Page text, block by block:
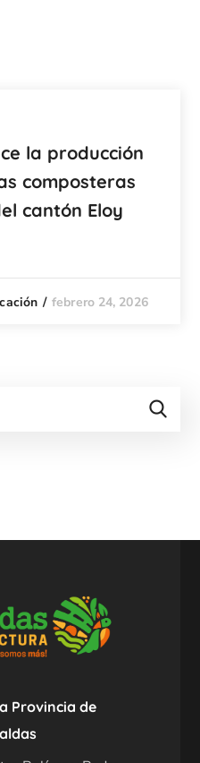
la producción
composteras
cantón Eloy
febrero 24, 2026
Provincia de